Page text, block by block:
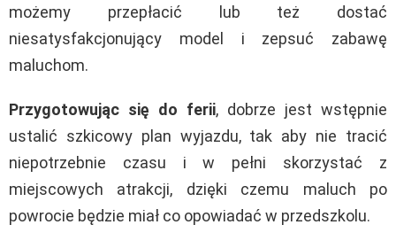
możemy przepłacić lub też dostać
niesatysfakcjonujący model i zepsuć zabawę
maluchom.
Przygotowując się do ferii, dobrze jest wstępnie
ustalić szkicowy plan wyjazdu, tak aby nie tracić
niepotrzebnie czasu i w pełni skorzystać z
miejscowych atrakcji, dzięki czemu maluch po
powrocie będzie miał co opowiadać w przedszkolu.